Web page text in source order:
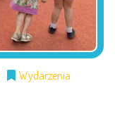
Wydarzenia